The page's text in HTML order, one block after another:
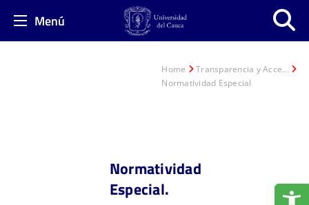
Menú
Home
Transparencia y Acce...
Normatividad Especial
Normatividad
Especial.